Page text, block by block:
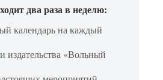
два раза в неделю:
календарь на каждый
издательства «Вольный